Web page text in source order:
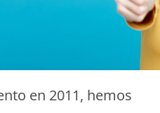
en 2011, hemos